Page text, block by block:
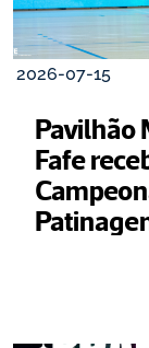
2026-07-15
Pavilhão
Fafe